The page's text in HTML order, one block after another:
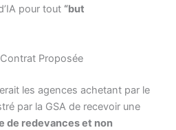
pour tout “but
Proposée
les agences achetant par le
par la GSA de recevoir une
de redevances et non